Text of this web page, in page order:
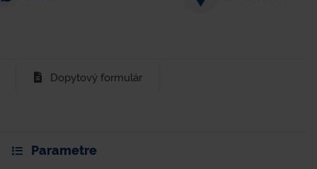
Dopytový formulár
Parametre